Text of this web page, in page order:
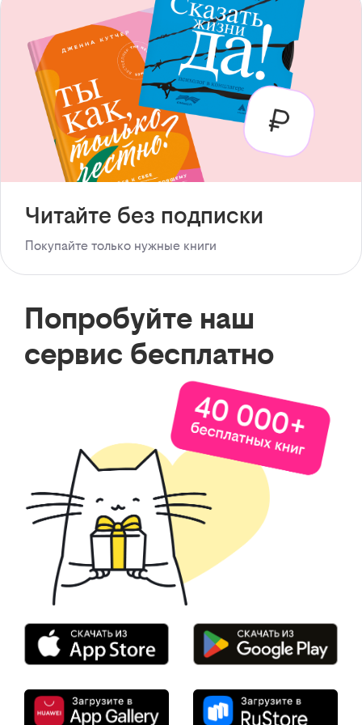
Читайте без подписки
Покупайте только нужные книги
Попробуйте наш
сервис бесплатно